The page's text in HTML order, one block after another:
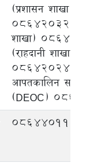
(प्रशासन शाखा)
086420327,
शाखा)
(राहदानी शाखा)
086420243,
आपतकालिन
(DEOC)
086440110